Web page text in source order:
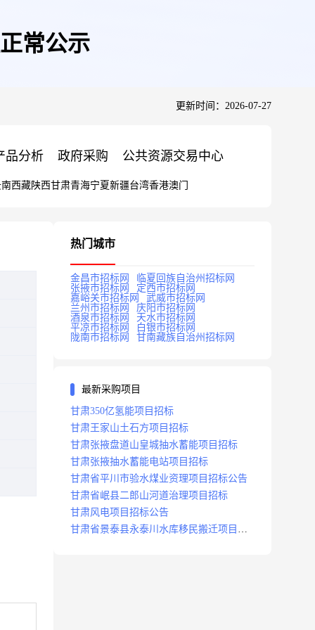
常公示
更新时间：2026-07-27
品分析 政府采购 公共资源交易中心
西藏陕西甘肃青海宁夏新疆台湾香港澳门
热门城市
金昌市招标网
临夏回族自治州招标网
张掖市招标网
定西市招标网
嘉峪关市招标网
武威市招标网
兰州市招标网
庆阳市招标网
酒泉市招标网
天水市招标网
平凉市招标网
白银市招标网
陇南市招标网
甘南藏族自治州招标网
最新采购项目
甘肃350亿氢能项目招标
甘肃王家山土石方项目招标
甘肃张掖盘道山皇城抽水蓄能项目招标
甘肃张掖抽水蓄能电站项目招标
甘肃省平川市验水煤业资理项目招标公告
甘肃省岷县二郎山河道治理项目招标
甘肃风电项目招标公告
甘肃省景泰县永泰川水库移民搬迁项目招